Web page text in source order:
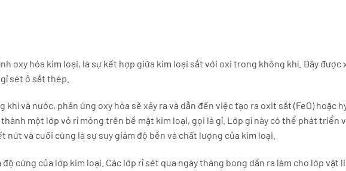
oxy hóa kim loại, là sự kết hợp giữa kim loại sắt với oxi trong không khí. Đây được
sét ở sắt thép.
và nước, phản ứng oxy hóa sẽ xảy ra và dẫn đến việc tạo ra oxit sắt (FeO) hoặc
thành một lớp vỏ rỉ mỏng trên bề mặt kim loại, gọi là gỉ. Lớp gỉ này có thể phát triển
nứt và cuối cùng là sự suy giảm độ bền và chất lượng của kim loại.
cứng của lớp kim loại. Các lớp rỉ sét qua ngày tháng bong dần ra làm cho lớp vật